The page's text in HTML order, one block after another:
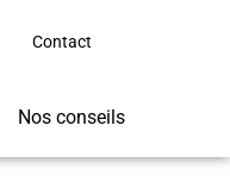
Contact
Nos conseils